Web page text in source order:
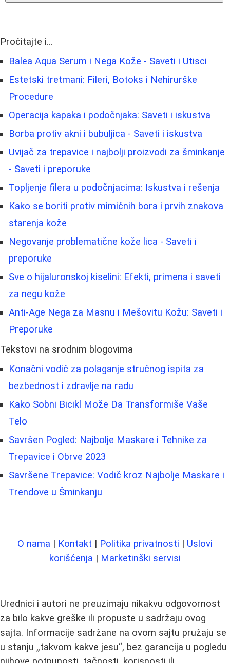
Pročitajte i...
Balea Aqua Serum i Nega Kože - Saveti i Utisci
Estetski tretmani: Fileri, Botoks i Nehirurške
Procedure
Operacija kapaka i podočnjaka: Saveti i iskustva
Borba protiv akni i bubuljica - Saveti i iskustva
Uvijač za trepavice i najbolji proizvodi za šminkanje
- Saveti i preporuke
Topljenje filera u podočnjacima: Iskustva i rešenja
Kako se boriti protiv mimičnih bora i prvih znakova
starenja kože
Negovanje problematične kože lica - Saveti i
preporuke
Sve o hijaluronskoj kiselini: Efekti, primena i saveti
za negu kože
Anti-Age Nega za Masnu i Mešovitu Kožu: Saveti i
Preporuke
Tekstovi na srodnim blogovima
Konačni vodič za polaganje stručnog ispita za
bezbednost i zdravlje na radu
Kako Sobni Bicikl Može Da Transformiše Vaše
Telo
Savršen Pogled: Najbolje Maskare i Tehnike za
Trepavice i Obrve 2023
Savršene Trepavice: Vodič kroz Najbolje Maskare i
Trendove u Šminkanju
O nama | Kontakt | Politika privatnosti | Uslovi
korišćenja | Marketinški servisi
Urednici i autori ne preuzimaju nikakvu odgovornost
za bilo kakve greške ili propuste u sadržaju ovog
sajta. Informacije sadržane na ovom sajtu pružaju se
u stanju „takvom kakve jesu“, bez garancija u pogledu